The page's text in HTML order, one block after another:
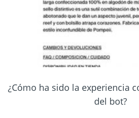
¿Cómo ha sido la experiencia
del bot?